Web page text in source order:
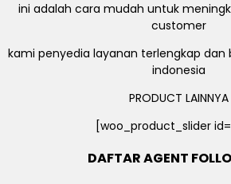
ini adalah cara mudah untuk
customer
kami penyedia layanan terlengkap dan
indonesia
PRODUCT LAINNYA
[woo_product_slider
DAFTAR AGENT